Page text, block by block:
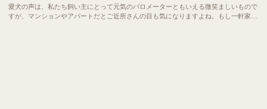
愛犬の声は、私たち飼い主にとって元気のバロメーターともいえる微笑ましいもので
すが、マンションやアパートだとご近所さんの目も気になりますよね。もし一軒家で